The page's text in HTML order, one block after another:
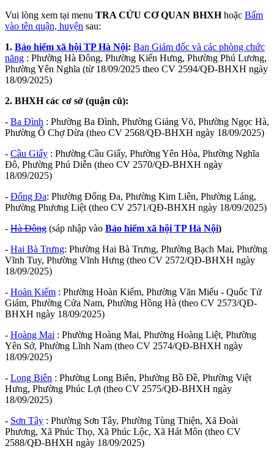
Vui lòng xem tại menu TRA CỨU CƠ QUAN BHXHhoặc Bấm
vào tên quận, huyện sau:
1. Bảo hiểm xã hội TP Hà Nội: Ban Giám đốc và các phòng chức
năng : Phường Hà Đông, Phường Kiến Hưng, Phường Phú Lương,
Phường Yên Nghĩa (từ 18/09/2025 theo CV 2594/QĐ-BHXH ngày
18/09/2025)
2. BHXH các cơ sở (quận cũ):
- Ba Đình : Phường Ba Đình, Phường Giảng Võ, Phường Ngọc Hà,
Phường Ô Chợ Dừa (theo CV 2568/QĐ-BHXH ngày 18/09/2025)
- Cầu Giấy : Phường Cầu Giấy, Phường Yên Hòa, Phường Nghĩa
Đô, Phường Phú Diễn (theo CV 2570/QĐ-BHXH ngày
18/09/2025)
- Đống Đa: Phường Đống Đa, Phường Kim Liên, Phường Láng,
Phường Phương Liệt (theo CV 2571/QĐ-BHXH ngày 18/09/2025)
- Hà Đông (sáp nhập vào Bảo hiểm xã hội TP Hà Nội)
- Hai Bà Trưng: Phường Hai Bà Trưng, Phường Bạch Mai, Phường
Vĩnh Tuy, Phường Vĩnh Hưng (theo CV 2572/QĐ-BHXH ngày
18/09/2025)
- Hoàn Kiếm : Phường Hoàn Kiếm, Phường Văn Miếu - Quốc Tử
Giám, Phường Cửa Nam, Phường Hồng Hà (theo CV 2573/QĐ-
BHXH ngày 18/09/2025)
- Hoàng Mai : Phường Hoàng Mai, Phường Hoàng Liệt, Phường
Yên Sở, Phường Lĩnh Nam (theo CV 2574/QĐ-BHXH ngày
18/09/2025)
- Long Biên : Phường Long Biên, Phường Bồ Đề, Phường Việt
Hưng, Phường Phúc Lợi (theo CV 2575/QĐ-BHXH ngày
18/09/2025)
- Sơn Tây : Phường Sơn Tây, Phường Tùng Thiện, Xã Đoài
Phương, Xã Phúc Thọ, Xã Phúc Lộc, Xã Hát Môn (theo CV
2588/QĐ-BHXH ngày 18/09/2025)